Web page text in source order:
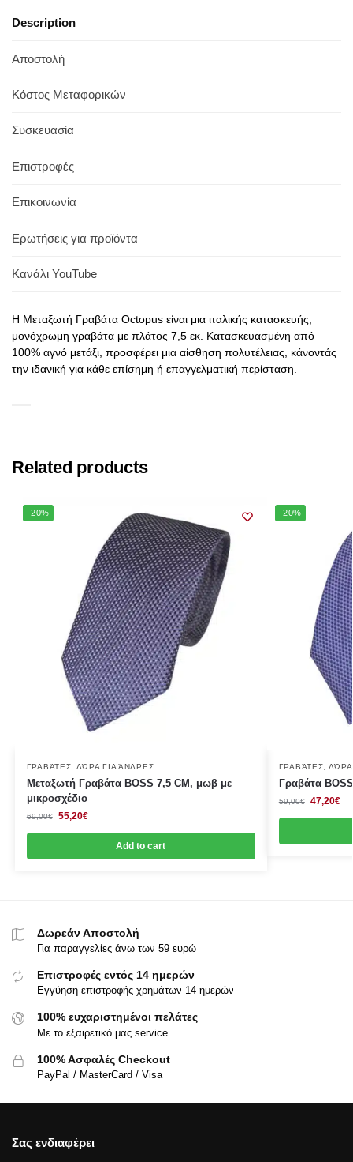
Description
Αποστολή
Κόστος Μεταφορικών
Συσκευασία
Επιστροφές
Επικοινωνία
Ερωτήσεις για προϊόντα
Κανάλι YouTube
Η Μεταξωτή Γραβάτα Octopus είναι μια ιταλικής κατασκευής,
μονόχρωμη γραβάτα με πλάτος 7,5 εκ. Κατασκευασμένη από
100% αγνό μετάξι, προσφέρει μια αίσθηση πολυτέλειας, κάνοντάς
την ιδανική για κάθε επίσημη ή επαγγελματική περίσταση.
Related products
-20%
ΓΡΑΒΆΤΕΣ ΔΏΡΑ ΓΙΑ ΆΝΔΡΕΣ
Μεταξωτή Γραβάτα BOSS 7,5 CΜ, μωβ με
μικροσχέδιο
69,00€ 55,20€
Add to cart
-20%
ΓΡΑΒΆΤΕΣ ΔΏΡΑ
Γραβάτα
59,00€ 47,20€
Δωρεάν Αποστολή
Για παραγγελίες άνω των 59 ευρώ
Επιστροφές εντός 14 ημερών
Εγγύηση επιστροφής χρημάτων 14 ημερών
100% ευχαριστημένοι πελάτες
Με το εξαιρετικό μας service
100% Ασφαλές Checkout
PayPal / MasterCard / Visa
Σας ενδιαφέρει